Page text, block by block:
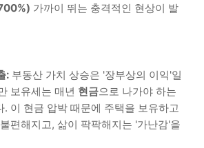
가까이 뛰는 충격적인 현상이 발
: 부동산 가치 상승은 '장부상의 이익'일
보유세는 매년 현금으로 나가야 하는
. 이 현금 압박 때문에 주택을 보유하고
편해지고, 삶이 팍팍해지는 '가난감'을